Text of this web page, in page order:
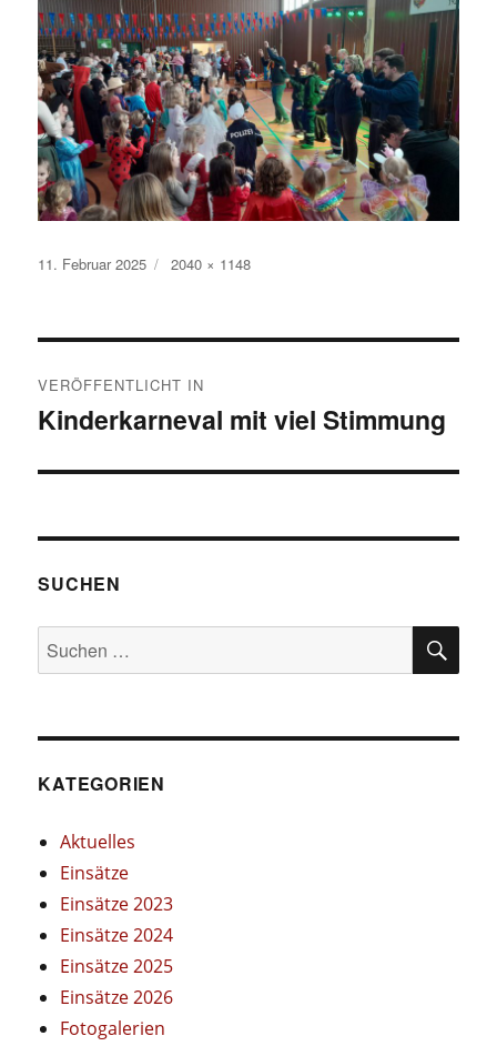
Veröffentlicht
11. Februar 2025 Originalgröße
2040 × 1148
VERÖFFENTLICHT IN
Kinderkarneval mit viel Stimmung
SUCHEN
Suchen
nach:
KATEGORIEN
Aktuelles
Einsätze
Einsätze 2023
Einsätze 2024
Einsätze 2025
Einsätze 2026
Fotogalerien